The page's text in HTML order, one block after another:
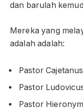
dan barulah
Mereka yang
adalah adalah:
Pastor
Pastor
Pastor